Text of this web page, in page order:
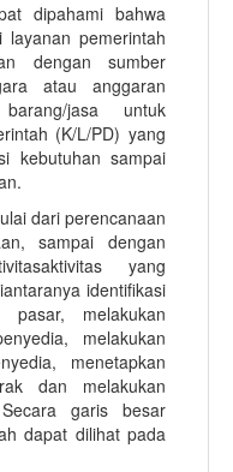
bahwa
pemerintah
dengan sumber
atau anggaran
jasa untuk
(K/L/PD) yang
kebutuhan sampai
dari perencanaan
sampai dengan
yang
identifikasi
pasar, melakukan
melakukan
menetapkan
dan melakukan
garis besar
dapat dilihat pada